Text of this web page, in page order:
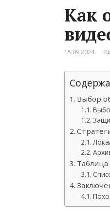
Как
15.09.2024
Выбор